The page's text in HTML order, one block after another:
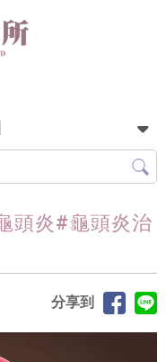
頭炎#龜頭炎治
分享到